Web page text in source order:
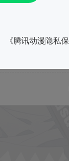
《腾讯动漫隐私保